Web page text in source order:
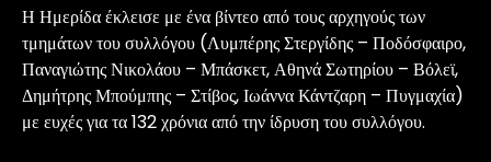
Η Ημερίδα έκλεισε με ένα βίντεο από τους αρχηγούς των
τμημάτων του συλλόγου (Λυμπέρης Στεργίδης – Ποδόσφαιρο,
Παναγιώτης Νικολάου – Μπάσκετ, Αθηνά Σωτηρίου – Βόλεϊ,
Δημήτρης Μπούμπης – Στίβος, Ιωάννα Κάντζαρη – Πυγμαχία)
με ευχές για τα 132 χρόνια από την ίδρυση του συλλόγου.